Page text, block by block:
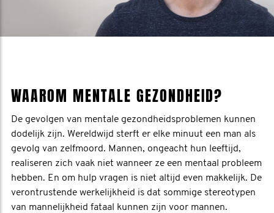
WAAROM MENTALE GEZONDHEID?
De gevolgen van mentale gezondheidsproblemen kunnen
dodelijk zijn. Wereldwijd sterft er elke minuut een man als
gevolg van zelfmoord. Mannen, ongeacht hun leeftijd,
realiseren zich vaak niet wanneer ze een mentaal probleem
hebben. En om hulp vragen is niet altijd even makkelijk. De
verontrustende werkelijkheid is dat sommige stereotypen
van mannelijkheid fataal kunnen zijn voor mannen.